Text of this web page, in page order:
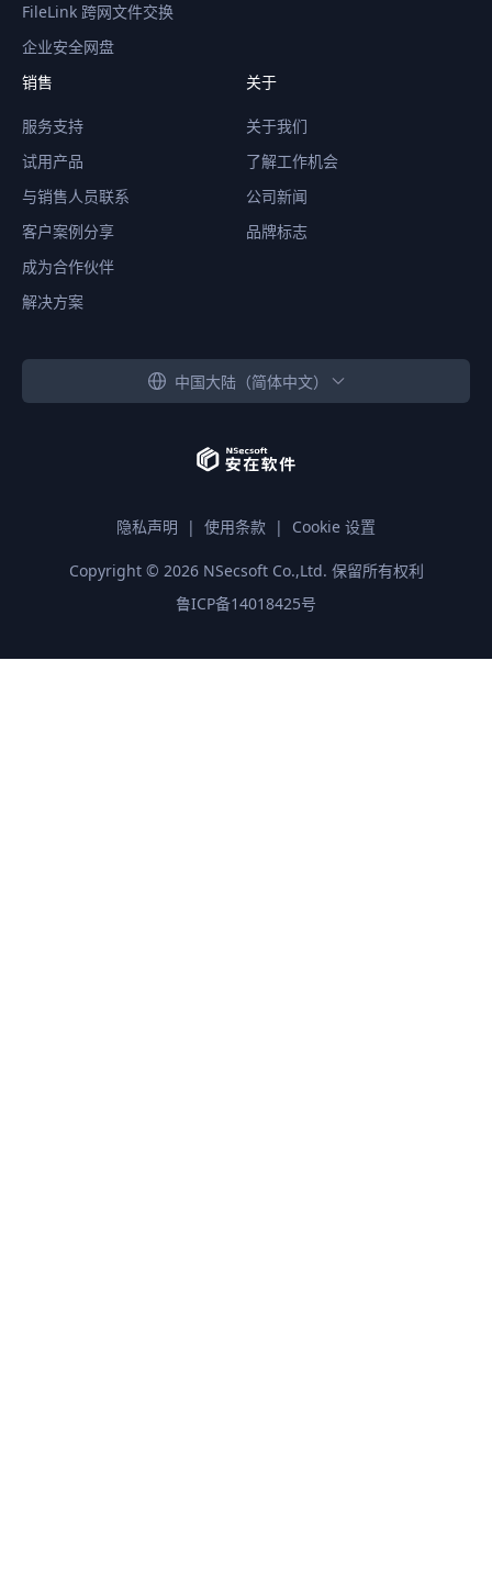
FileLink 跨网文件交换
企业安全网盘
销售
服务支持
试用产品
与销售人员联系
客户案例分享
成为合作伙伴
解决方案
关于
关于我们
了解工作机会
公司新闻
品牌标志
中国大陆（简体中文）
隐私声明 | 使用条款 | Cookie 设置
Copyright © 2026NSecsoft Co.,Ltd. 保留所有权利
鲁ICP备14018425号